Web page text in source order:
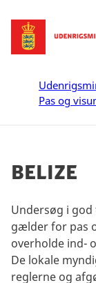
Gå til forsiden
Pas og
Belize
Undersøg i
gælder for pas
overholde ind-
De lokale
reglerne og